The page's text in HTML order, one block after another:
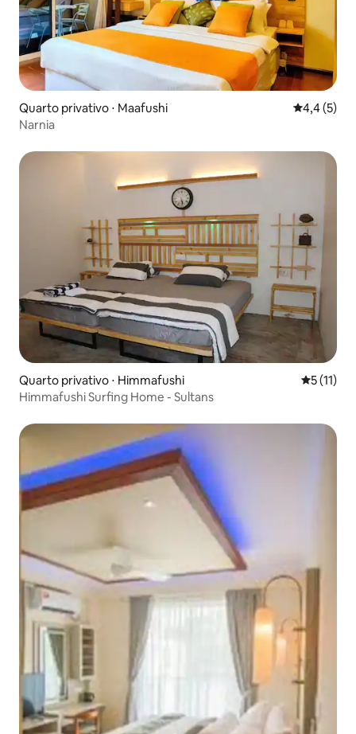
Quarto privativo ⋅ Maafushi 4,4 de
4,4 (5)
Narnia
Quarto privativo ⋅ Himmafushi 5 de uma
5 (11)
Himmafushi Surfing Home - Sultans